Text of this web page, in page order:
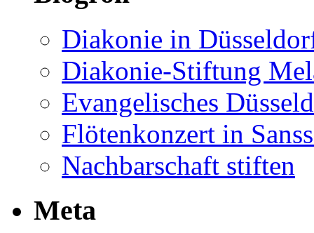
Diakonie in
Diakonie-Stiftung
Evangelisches
Flötenkonzert in
Nachbarschaft stiften
Meta